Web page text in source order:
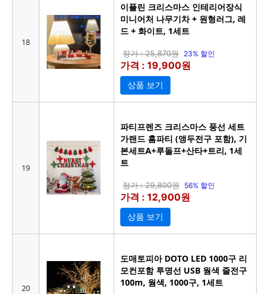
18
이플린 크리스마스 인테리어장식
미니어처 나무기차 + 원형러그, 레
드 + 화이트, 1세트
정가 : 25,870원 23% 할인
가격 : 19,900원
상품 보기
19
파티프렌즈 크리스마스 풍선 세트
가랜드 홈파티 (앵두전구 포함), 기
본세트A+루돌프+산타+트리, 1세
트
정가 : 29,800원 56% 할인
가격 : 12,900원
상품 보기
20
도매토피아 DOTO LED 1000구 리
모컨포함 투명선 USB 웜색 줄전구
100m, 웜색, 1000구, 1세트